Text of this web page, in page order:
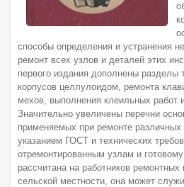
способы определения и устранения
ремонт всех узлов и деталей этих
первого издания дополнены разделы
корпусов целлулоидом, ремонта
мехов, выполнения клеильных работ
Значительно увеличены перечни
применяемых при ремонте различных
указанием ГОСТ и технических
отремонтированным узлам и
рассчитана на работников ремонтных
сельской местности, она может